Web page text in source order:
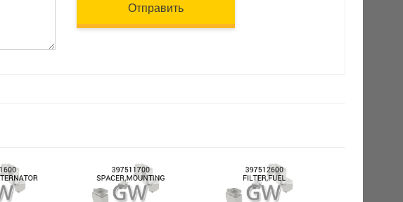
Отправить